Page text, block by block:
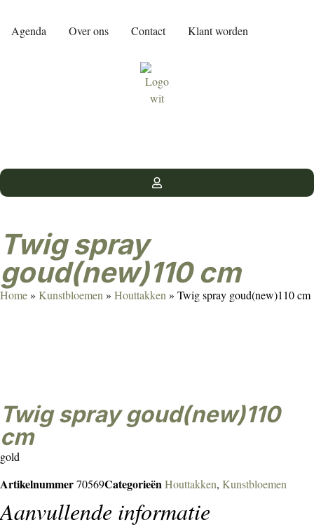
Agenda Over ons Contact Klant worden
Twig spray
goud(new)110 cm
Home» Kunstbloemen » Houttakken » Twig spray goud(new)110 cm
Twig spray goud(new)110
cm
gold
Artikelnummer70569CategorieënHouttakken, Kunstbloemen
Aanvullende informatie